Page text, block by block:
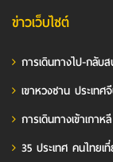
ข่าวเว็บไซต์
การเดินทางไป-กลับ
เขาหวงซาน ประเทศ
การเดินทางเข้าเกา
35 ประเทศ คนไทยเ